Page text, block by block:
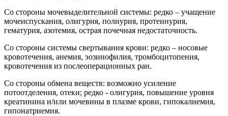
Со стороны мочевыделительной системы: редко – учащение
мочеиспускания, олигурия, полиурия, протеинурия,
гематурия, азотемия, острая почечная недостаточность.
Со стороны системы свертывания крови: редко – носовые
кровотечения, анемия, эозинофилия, тромбоцитопения,
кровотечения из послеоперационных ран.
Со стороны обмена веществ: возможно усиление
потоотделения, отеки; редко - олигурия, повышение уровня
креатинина и/или мочевины в плазме крови, гипокалиемия,
гипонатриемия.